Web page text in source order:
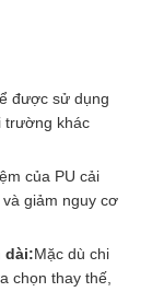
được sử dụng
trường khác
của PU cải
giảm nguy cơ
dài:Mặc dù chi
chọn thay thế,